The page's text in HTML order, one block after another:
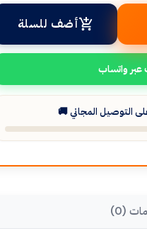
أضف للسلة
عبر واتساب
التوصيل المجاني 🚚
(0)